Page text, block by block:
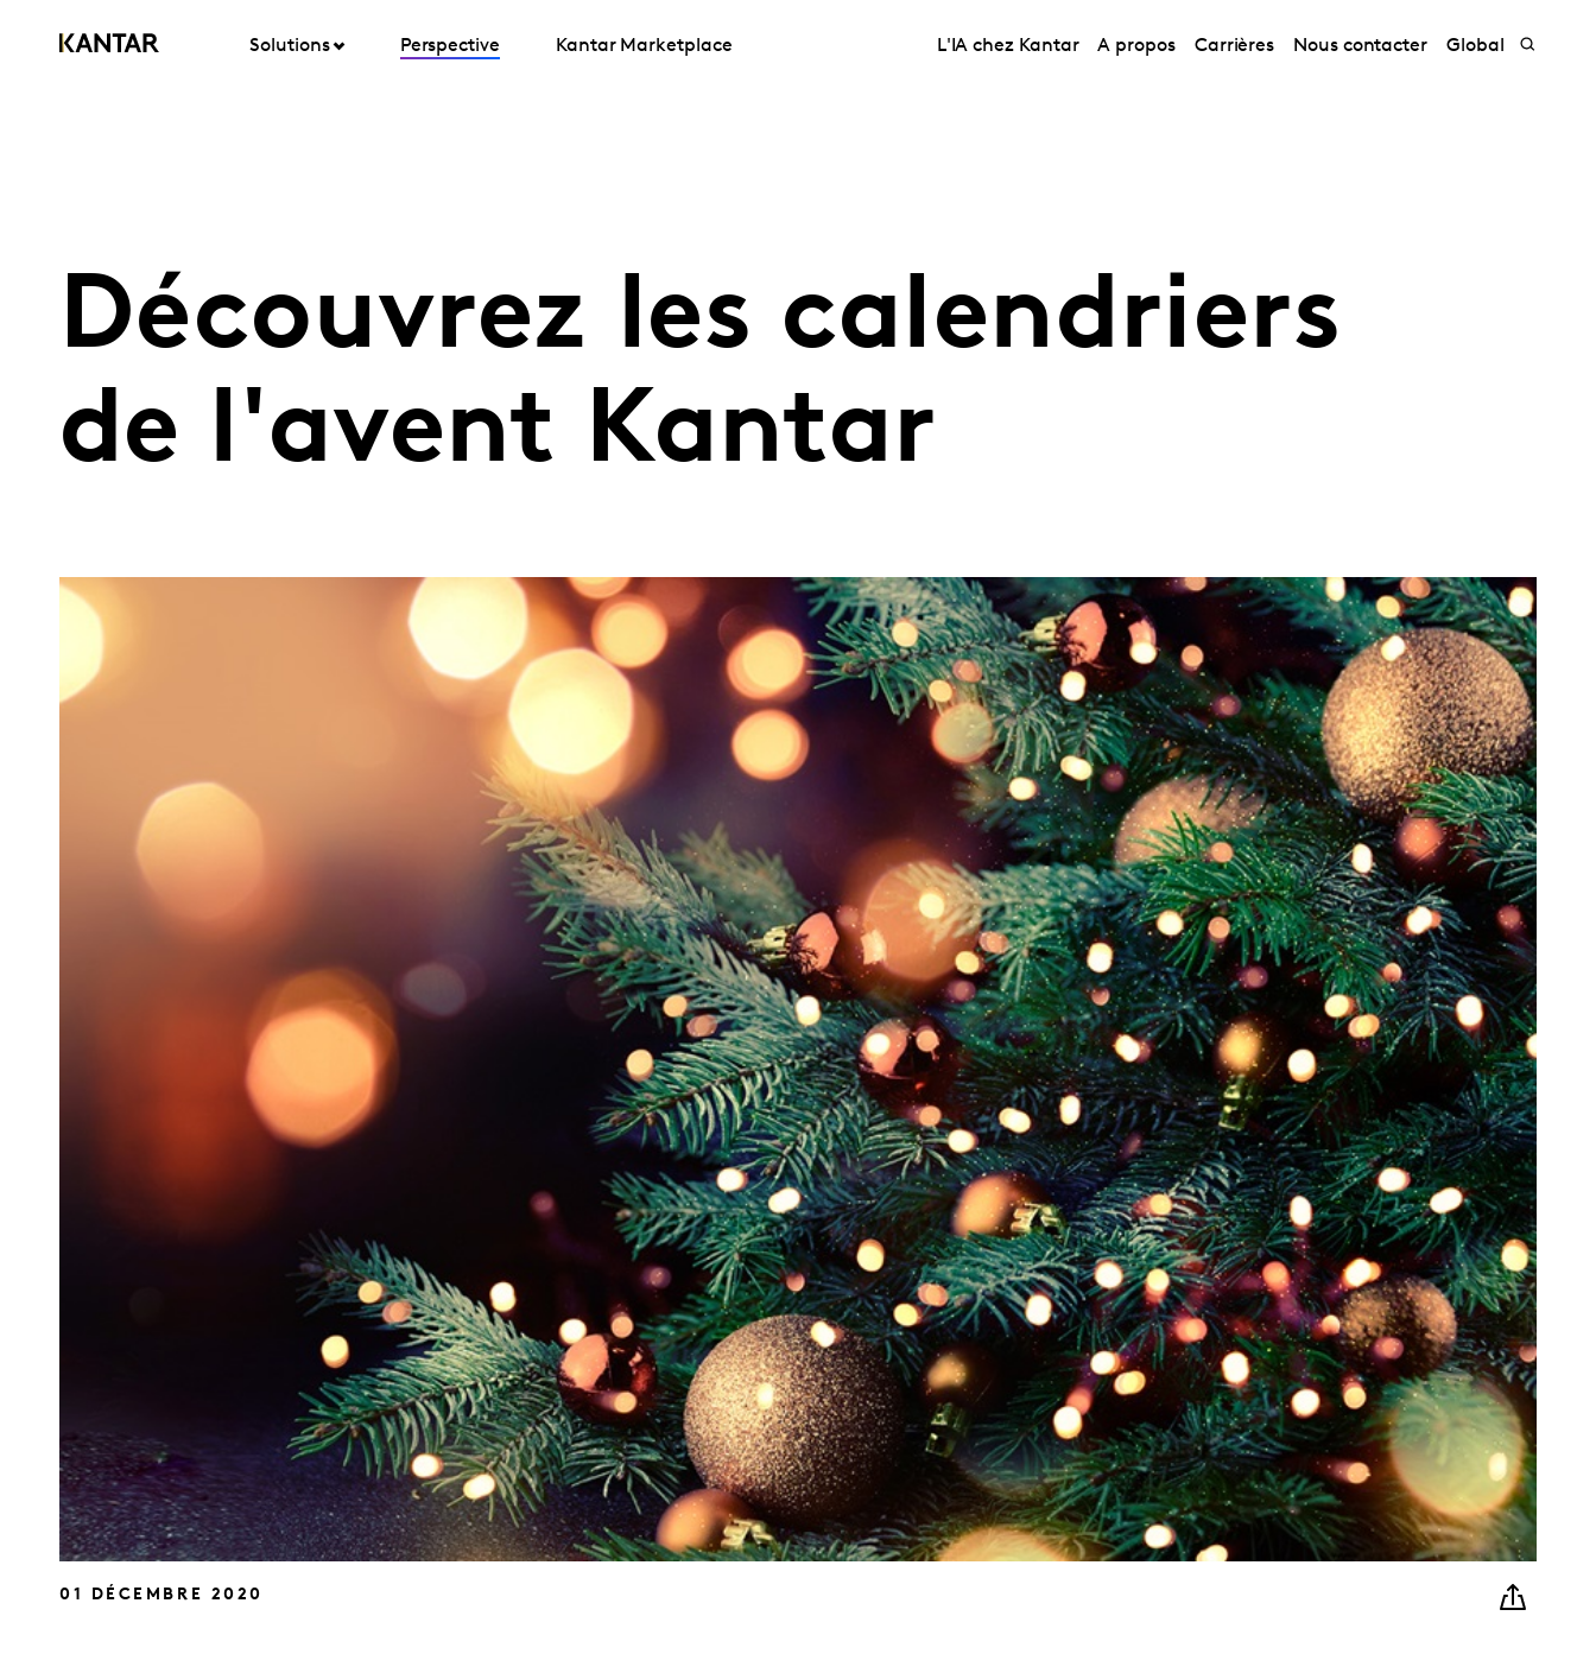
Solutions Perspective Kantar Marketplace L'IA chez Kantar A propos Carrières Nous contacter Global
Découvrez les calendriers
de l'avent Kantar
01 DÉCEMBRE 2020